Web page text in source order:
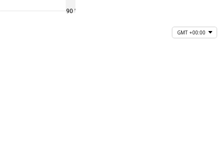
90 '
GMT +00:00